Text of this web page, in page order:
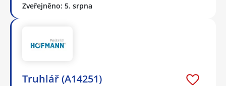
Zveřejněno: 5. srpna
Truhlář (A14251)